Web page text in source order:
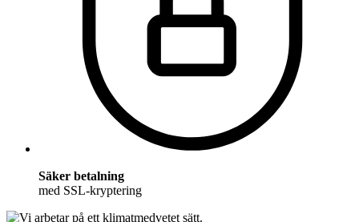
Säker betalning
med SSL-kryptering